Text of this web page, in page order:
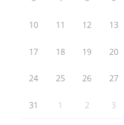
10 11 12 13
17 18 19 20
24 25 26 27
31 1 2 3